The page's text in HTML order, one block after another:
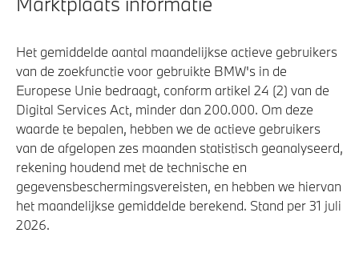
Het gemiddelde aantal maandelijkse actieve gebruikers
van de zoekfunctie voor gebruikte BMW's in de
Europese Unie bedraagt, conform artikel 24 (2) van de
Digital Services Act, minder dan 200.000. Om deze
waarde te bepalen, hebben we de actieve gebruikers
van de afgelopen zes maanden statistisch geanalyseerd,
rekening houdend met de technische en
gegevensbeschermingsvereisten, en hebben we hiervan
het maandelijkse gemiddelde berekend. Stand per 31 juli
2026.